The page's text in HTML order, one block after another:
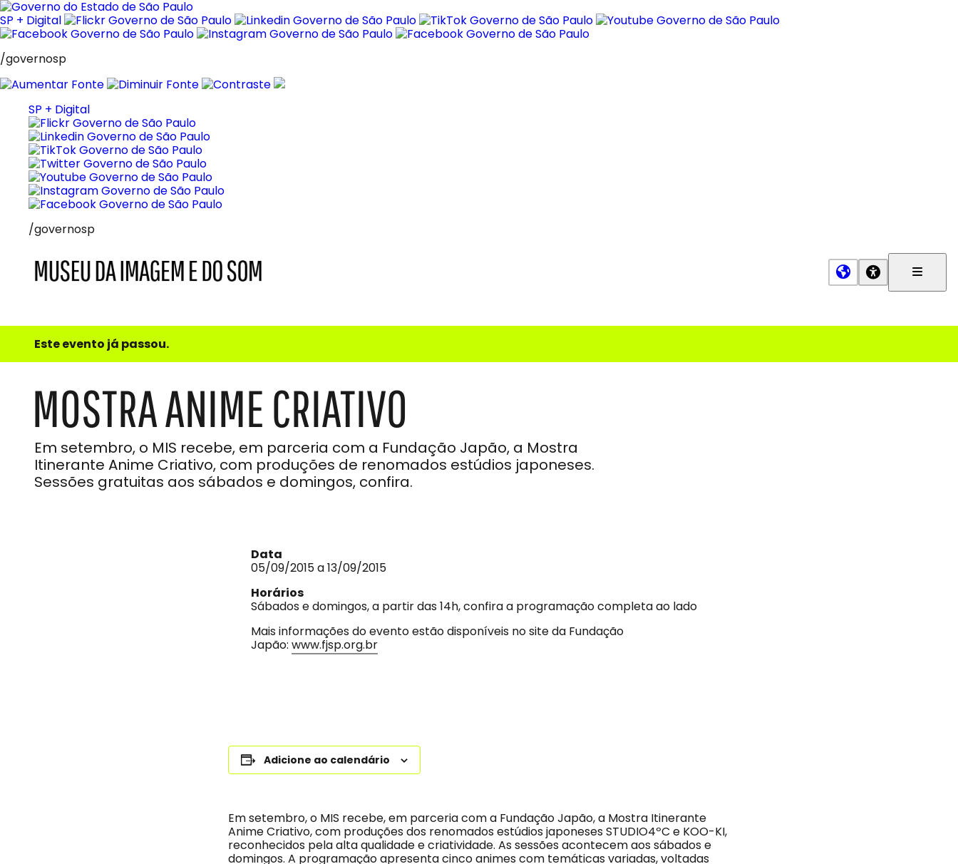
Pular
para
o
SP + Digital
/governosp
SP + Digital
/governosp
e
do
Som
Este evento já passou.
MOSTRA ANIME CRIATIVO
Em setembro, o MIS recebe, em parceria com a Fundação Japão, a Mostra
Itinerante Anime Criativo, com produções de renomados estúdios japoneses.
Sessões gratuitas aos sábados e domingos, confira.
Data
05/09/2015 a 13/09/2015
Horários
Sábados e domingos, a partir das 14h, confira a programação completa ao lado
Mais informações do evento estão disponíveis no site da Fundação
Japão: www.fjsp.org.br
Adicione ao calendário
Em setembro, o MIS recebe, em parceria com a Fundação Japão, a Mostra Itinerante
Anime Criativo, com produções dos renomados estúdios japoneses STUDIO4ºC e KOO-KI,
reconhecidos pela alta qualidade e criatividade. As sessões acontecem aos sábados e
domingos. A programação apresenta cinco animes com temáticas variadas, voltadas